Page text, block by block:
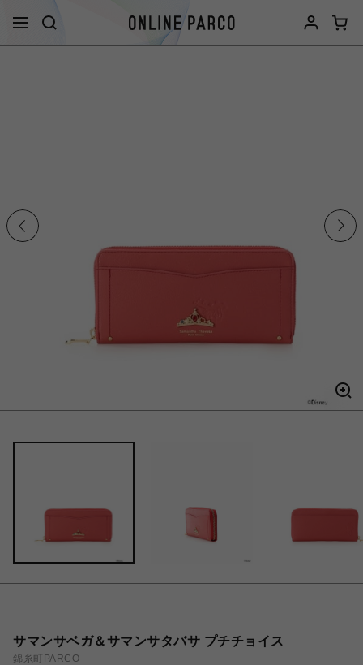
サマンサベガ＆サマンサタバサ プチチョイス
錦糸町PARCO